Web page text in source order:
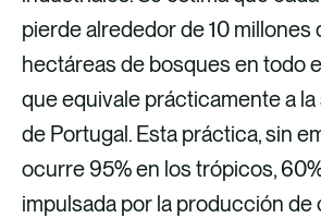
i
n
k
e
d
a
c
e
b
o
o
r
r
e
o
pierde alrededor de 10 millones
hectáreas de bosques en todo
que equivale prácticamente a
de Portugal. Esta práctica, sin
ocurre 95% en los trópicos,
impulsada por la producción de